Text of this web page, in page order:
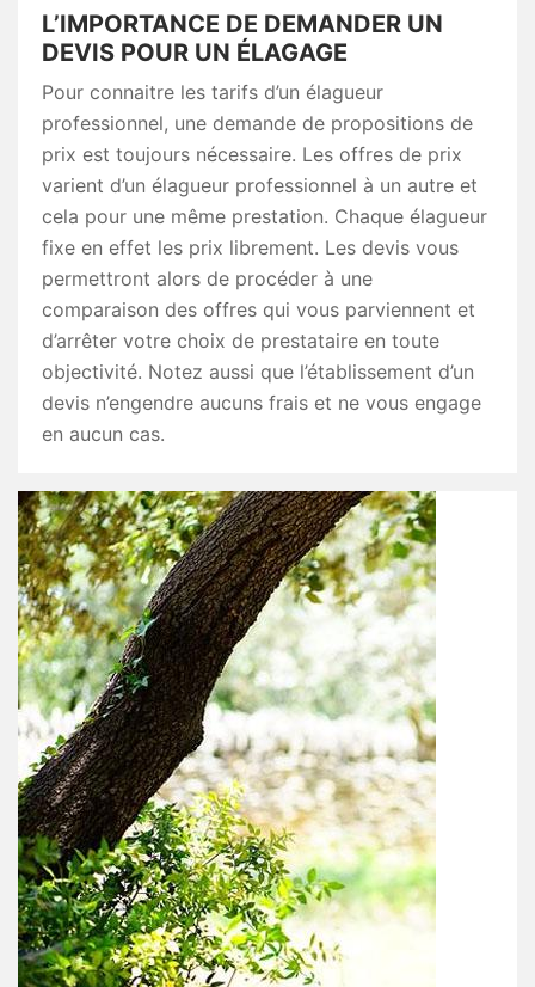
L’IMPORTANCE DE DEMANDER UN
DEVIS POUR UN ÉLAGAGE
Pour connaitre les tarifs d’un élagueur
professionnel, une demande de propositions de
prix est toujours nécessaire. Les offres de prix
varient d’un élagueur professionnel à un autre et
cela pour une même prestation. Chaque élagueur
fixe en effet les prix librement. Les devis vous
permettront alors de procéder à une
comparaison des offres qui vous parviennent et
d’arrêter votre choix de prestataire en toute
objectivité. Notez aussi que l’établissement d’un
devis n’engendre aucuns frais et ne vous engage
en aucun cas.